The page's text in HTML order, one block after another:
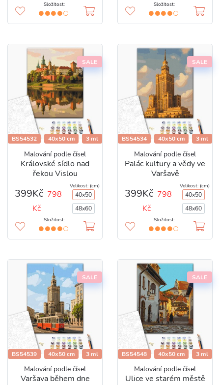
Složitost: Složitost:
SALE
BS54532 40x50 cm 3 ml
Malování podle čísel
Královské sídlo nad
řekou Vislou
399Kč 798
Kč
Velikost: (cm)
40x50
48x60
Složitost:
SALE
BS54534 40x50 cm 3 ml
Malování podle čísel
Palác kultury a vědy ve
Varšavě
399Kč 798
Kč
Velikost: (cm)
40x50
48x60
Složitost:
SALE
BS54539 40x50 cm 3 ml
Malování podle čísel
Varšava během dne
SALE
BS54548 40x50 cm 3 ml
Malování podle čísel
Ulice ve starém městě